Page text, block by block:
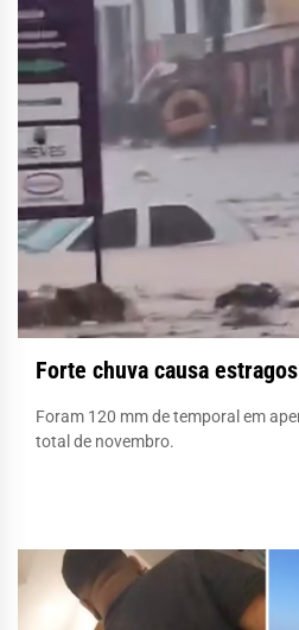
Forte chuva causa
Foram 120 mm de temporal em
total de novembro.